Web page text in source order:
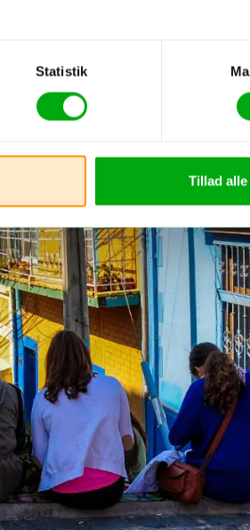
Statistik
Tillad alle